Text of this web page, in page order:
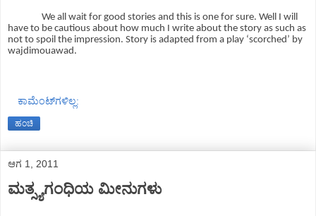
We all wait for good stories and this is one for sure. Well I will
have to be cautious about how much I write about the story as such as
not to spoil the impression. Story is adapted from a play ‘scorched’ by
wajdimouawad.
ಕಾಮೆಂಟ್‌ಗಳಿಲ್ಲ:
ಹಂಚಿ
ಆಗ 1, 2011
ಮತ್ಸ್ಯಗಂಧಿಯ ಮೀನುಗಳು